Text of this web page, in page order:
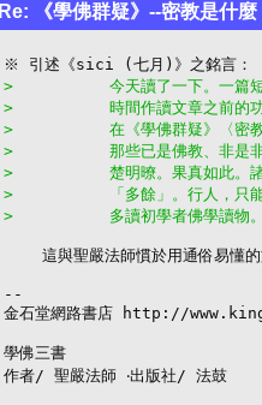
Re: 《學佛群疑》--密教是什麼
>          今天讀了一下。一篇短
>          時間作讀文章之前的功
>          在《學佛群疑》〈密教
>          那些已是佛教、非是非
>          楚明暸。果真如此。諸
>          「多餘」。行人，只能
>          多讀初學者佛學讀物
這與聖嚴法師慣於用通俗易懂
--
金石堂網路書店 http://
學佛三書
作者/ 聖嚴法師 ‧出版社/ 法鼓